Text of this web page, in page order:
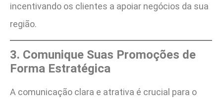
incentivando os clientes a apoiar negócios da sua
região.
3. Comunique Suas Promoções de
Forma Estratégica
A comunicação clara e atrativa é crucial para o